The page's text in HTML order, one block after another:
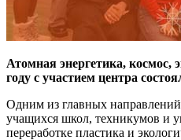
Атомная энергетика,
году с участием центра
Одним из главных
учащихся школ, техникумов и
переработке пластика и